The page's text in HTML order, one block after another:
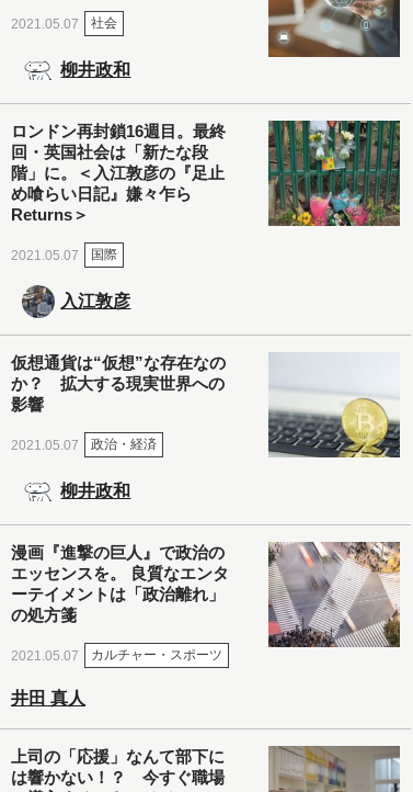
2021.05.07 社会
柳井政和
ロンドン再封鎖16週目。最終
回・英国社会は「新たな段
階」に。＜入江敦彦の『足止
め喰らい日記』嫌々乍ら
Returns＞
2021.05.07 国際
入江敦彦
仮想通貨は“仮想”な存在なの
か？ 拡大する現実世界への
影響
2021.05.07 政治・経済
柳井政和
漫画『進撃の巨人』で政治の
エッセンスを。 良質なエンタ
ーテイメントは「政治離れ」
の処方箋
2021.05.07 カルチャー・スポーツ
井田 真人
上司の「応援」なんて部下に
は響かない！？ 今すぐ職場